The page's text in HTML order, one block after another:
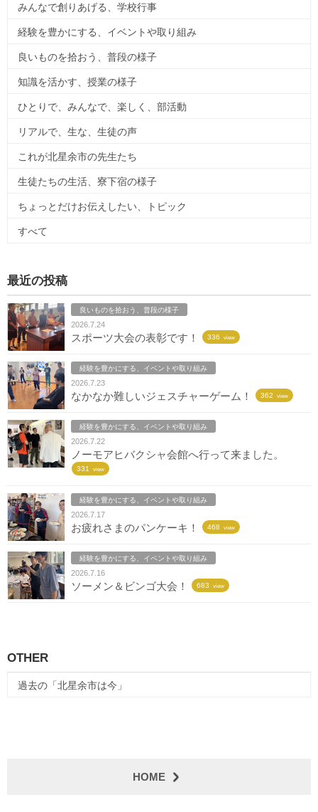
みんなで創りあげる、学校行事
経験を豊かにする、イベントや取り組み
良いものを拾おう、普段の様子
知識を活かす、授業の様子
ひとりで、みんなで、楽しく、部活動
リアルで、生な、生徒の声
これが北星余市の先生たち
生徒たちの生活、寮下宿の様子
ちょっとだけお伝えしたい、トピック
すべて
最近の投稿
良いものを拾おう、普段の様子
2026.7.24
スポーツ大会の表彰です！ 336 view
経験を豊かにする、イベントや取り組み
2026.7.23
なかなか難しいジェスチャーゲーム！ 362 view
経験を豊かにする、イベントや取り組み
2026.7.22
ノーモアヒバクシャ会館へ行って来ました。
331 view
経験を豊かにする、イベントや取り組み
2026.7.17
お疲れさまのパンケーキ！ 468 view
経験を豊かにする、イベントや取り組み
2026.7.16
ソーメン＆ビンゴ大会！ 683 view
OTHER
過去の「北星余市は今」
HOME